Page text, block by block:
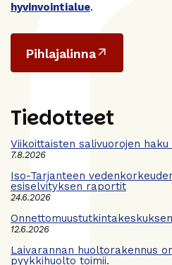
hyvinvointialue.
Pihlajalinna
Tiedotteet
Viikoittaisten salivuorojen haku
7.8.2026
Iso-Tarjanteen
esiselvityksen raportit
24.6.2026
12.6.2026
Laivarannan huoltorakennus
pyykkihuolto toimii.